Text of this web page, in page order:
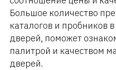
Большое количество
каталогов и пробников
дверей, поможет
палитрой и качеством
дверей.